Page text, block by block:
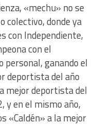
«mechu» no se
colectivo, donde ya
con Independiente,
con el
personal, ganando el
deportista del año
mejor deportista del
y en el mismo año,
«Caldén» a la mejor